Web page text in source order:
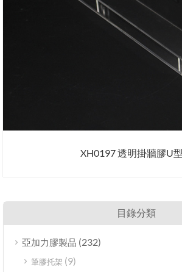
XH0197 透明掛牆膠U
目錄分類
亞加力膠製品 (232)
筆膠托架 (9)